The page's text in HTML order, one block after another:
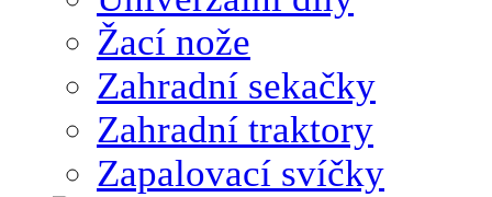
Žací nože
Zahradní sekačky
Zahradní traktory
Zapalovací svíčky